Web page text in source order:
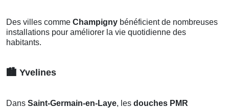
Des villes comme Champigny bénéficient de nombreuses
installations pour améliorer la vie quotidienne des
habitants.
🏙️ Yvelines
Dans Saint-Germain-en-Laye, les douches PMR